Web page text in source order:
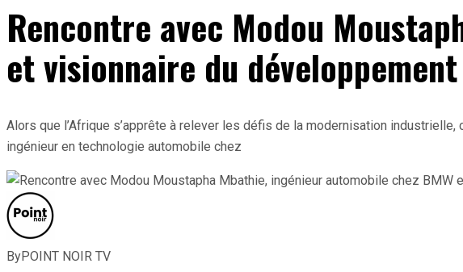
Rencontre avec Modou
et visionnaire du
Alors que l’Afrique s’apprête à relever les défis de la modernisation
ingénieur en technologie automobile chez
ByPOINT NOIR TV